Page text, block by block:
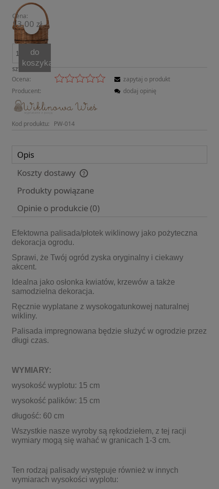
Cena:
13,00 zł
szt.
do
koszyka
Ocena:
Producent:
Kod produktu: PW-014
zapytaj o produkt
dodaj opinię
Opis
Koszty dostawy
Cena nie zawiera ewentualnych kosztów płatności
Produkty powiązane
Opinie o produkcie (0)
Efektowna palisada/płotek wiklinowy jako pożyteczna
dekoracja ogrodu.
Sprawi, że Twój ogród zyska oryginalny i ciekawy
akcent.
Idealna jako osłonka kwiatów, krzewów a także
samodzielna dekoracja.
Ręcznie wyplatane z wysokogatunkowej naturalnej
wikliny.
Palisada impregnowana będzie służyć w ogrodzie przez
długi czas.
WYMIARY:
wysokość wyplotu: 15 cm
wysokość palików: 15 cm
długość: 60 cm
Wszystkie nasze wyroby są rękodziełem, z tej racji
wymiary mogą się wahać w granicach 1-3 cm.
Ten rodzaj palisady występuje również w innych
wymiarach wysokości wyplotu: